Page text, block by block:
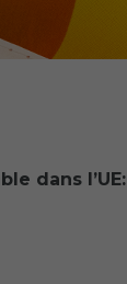
dans l’UE: